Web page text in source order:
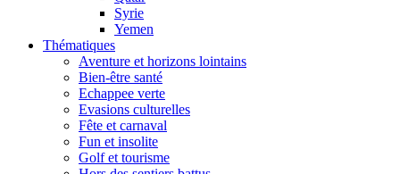
Syrie
Yemen
Thématiques
Aventure et horizons lointains
Bien-être santé
Echappee verte
Evasions culturelles
Fête et carnaval
Fun et insolite
Golf et tourisme